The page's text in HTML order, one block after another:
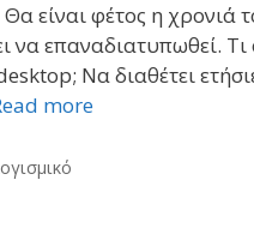
είναι φέτος η
να επαναδιατυπωθεί.
Να διαθέτει
more